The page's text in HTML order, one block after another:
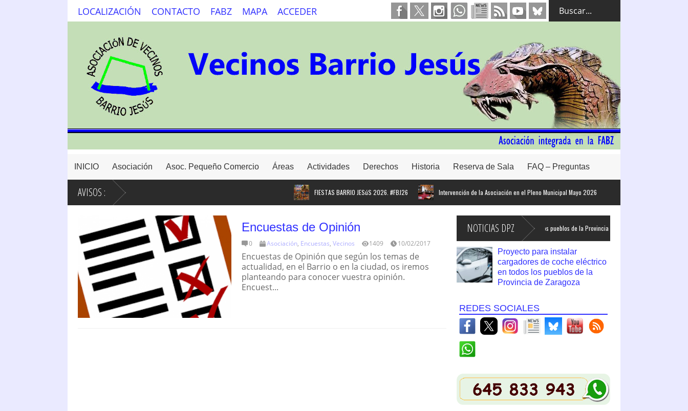
LOCALIZACIÓN CONTACTO FABZ MAPA ACCEDER
INICIO Asociación Asoc. Pequeño Comercio Áreas Actividades Derechos Historia Reserva de Sala FAQ – Preguntas
AVISOS : FIESTAS BARRIO JESúS 2026. #FBJ26 Intervención de la Asociación en el Pleno Municipal Mayo 2026
Encuestas de Opinión
0 Asociación, Encuestas, Vecinos 1409 10/02/2017
Encuestas de Opinión que según los temas de
actualidad, en el Barrio o en la ciudad, os iremos
planteando para conocer vuestra opinión.
Encuest...
NOTICIAS DPZ
Proyecto para instalar cargadores de coche eléctrico en todos los pueblos de la Provincia de Zaragoza
Proyecto para instalar
cargadores de coche eléctrico
en todos los pueblos de la
Provincia de Zaragoza
REDES SOCIALES